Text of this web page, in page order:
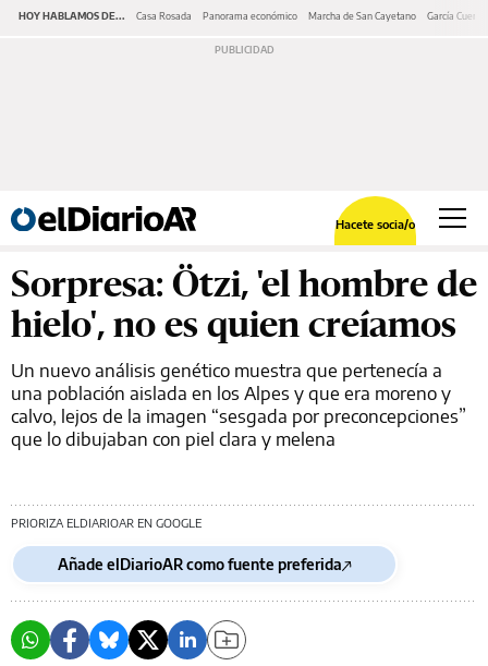
HOY HABLAMOS DE... Casa Rosada Panorama económico Marcha de San Cayetano García Cuerva
Hacete socia/o
Sorpresa: Ötzi, 'el hombre de
hielo', no es quien creíamos
Un nuevo análisis genético muestra que pertenecía a
una población aislada en los Alpes y que era moreno y
calvo, lejos de la imagen “sesgada por preconcepciones”
que lo dibujaban con piel clara y melena
PRIORIZA ELDIARIOAR EN GOOGLE
Añade elDiarioAR como fuente preferida